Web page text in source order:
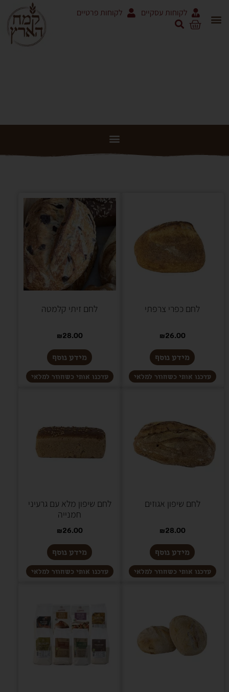
לקוחות עסקיים לקוחות פרטיים
לחם כפרי צרפתי
₪26.00
מידע נוסף
לחם זיתי קלמטה
₪28.00
מידע נוסף
לחם שיפון אגוזים
₪28.00
מידע נוסף
לחם שיפון מלא עם גרעיני
חמנייה
₪26.00
מידע נוסף